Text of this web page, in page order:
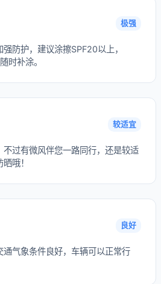
极强
防护，建议涂擦SPF20以上，
时补涂。
较适宜
不过有微风伴您一路同行，还是较适
哦！
良好
通气象条件良好，车辆可以正常行